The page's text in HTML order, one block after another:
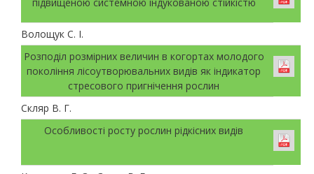
Волощук С. І.
Розподіл розмірних величин в когортах молодого
покоління лісоутворювальних видів як індикатор
стресового пригнічення рослин
Скляр В. Г.
Особливості росту рослин рідкісних видів